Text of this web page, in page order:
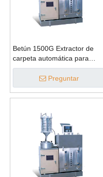
Betún 1500G Extractor de
carpeta automática para
contenido de betún
Preguntar